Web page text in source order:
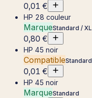
0,01 €
HP 28 couleur
MarqueStandard / XL
0,80 €
HP 45 noir
CompatibleStandard
0,01 €
HP 45 noir
MarqueStandard